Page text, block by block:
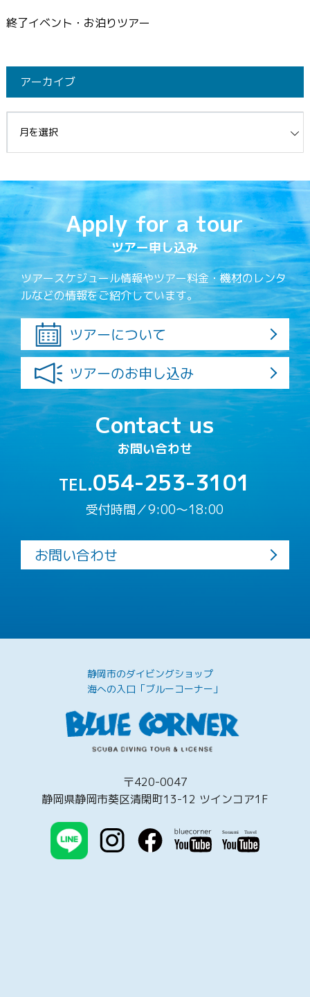
終了イベント・お泊りツアー
アーカイブ
Apply for a tour
ツアー申し込み
ツアースケジュール情報やツアー料金・機材のレンタ
ルなどの情報をご紹介しています。
ツアーについて
ツアーのお申し込み
Contact us
お問い合わせ
TEL.054-253-3101
受付時間／9:00〜18:00
お問い合わせ
静岡市のダイビングショップ
海への入口「ブルーコーナー」
〒420-0047
静岡県静岡市葵区清閑町13-12 ツインコア1F